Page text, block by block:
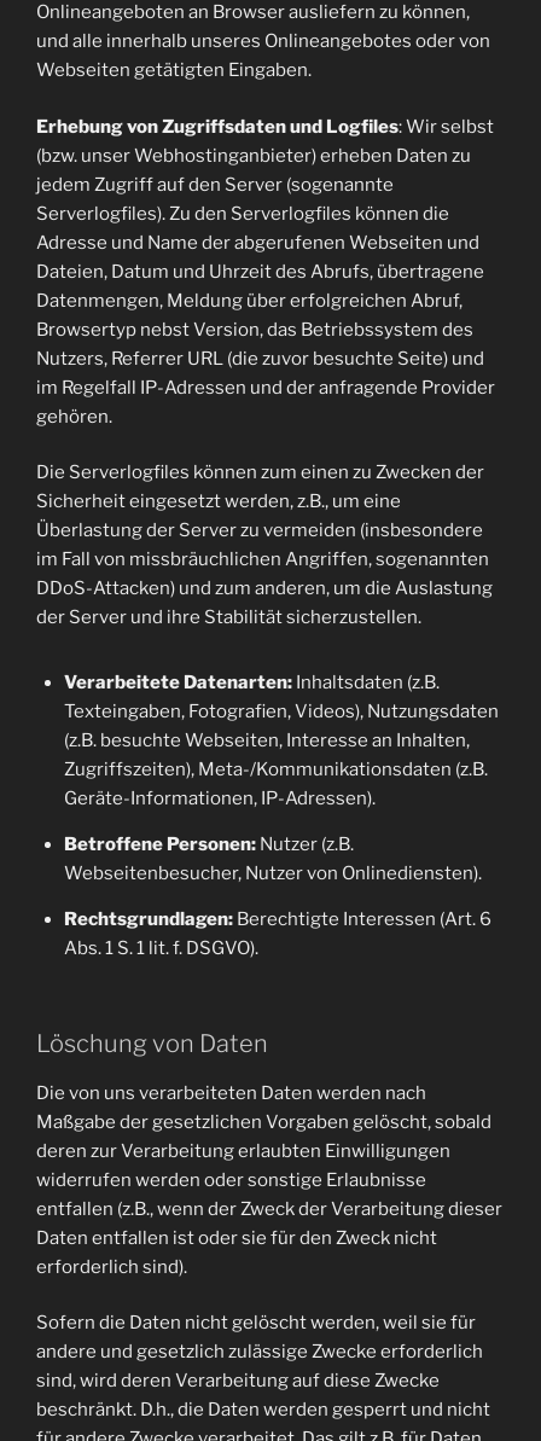
Onlineangeboten an Browser ausliefern zu können,
und alle innerhalb unseres Onlineangebotes oder von
Webseiten getätigten Eingaben.
Erhebung von Zugriffsdaten und Logfiles: Wir selbst
(bzw. unser Webhostinganbieter) erheben Daten zu
jedem Zugriff auf den Server (sogenannte
Serverlogfiles). Zu den Serverlogfiles können die
Adresse und Name der abgerufenen Webseiten und
Dateien, Datum und Uhrzeit des Abrufs, übertragene
Datenmengen, Meldung über erfolgreichen Abruf,
Browsertyp nebst Version, das Betriebssystem des
Nutzers, Referrer URL (die zuvor besuchte Seite) und
im Regelfall IP-Adressen und der anfragende Provider
gehören.
Die Serverlogfiles können zum einen zu Zwecken der
Sicherheit eingesetzt werden, z.B., um eine
Überlastung der Server zu vermeiden (insbesondere
im Fall von missbräuchlichen Angriffen, sogenannten
DDoS-Attacken) und zum anderen, um die Auslastung
der Server und ihre Stabilität sicherzustellen.
Verarbeitete Datenarten:Inhaltsdaten (z.B.
Texteingaben, Fotografien, Videos), Nutzungsdaten
(z.B. besuchte Webseiten, Interesse an Inhalten,
Zugriffszeiten), Meta-/Kommunikationsdaten (z.B.
Geräte-Informationen, IP-Adressen).
Betroffene Personen:Nutzer (z.B.
Webseitenbesucher, Nutzer von Onlinediensten).
Rechtsgrundlagen:Berechtigte Interessen (Art. 6
Abs. 1 S. 1 lit. f. DSGVO).
Löschung von Daten
Die von uns verarbeiteten Daten werden nach
Maßgabe der gesetzlichen Vorgaben gelöscht, sobald
deren zur Verarbeitung erlaubten Einwilligungen
widerrufen werden oder sonstige Erlaubnisse
entfallen (z.B., wenn der Zweck der Verarbeitung dieser
Daten entfallen ist oder sie für den Zweck nicht
erforderlich sind).
Sofern die Daten nicht gelöscht werden, weil sie für
andere und gesetzlich zulässige Zwecke erforderlich
sind, wird deren Verarbeitung auf diese Zwecke
beschränkt. D.h., die Daten werden gesperrt und nicht